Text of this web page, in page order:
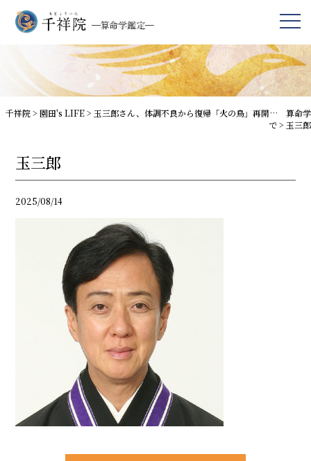
千祥院> 園田's LIFE> 玉三郎さん、体調不良から復帰「火の鳥」再開… 算命学
で> 玉三郎
玉三郎
2025/08/14